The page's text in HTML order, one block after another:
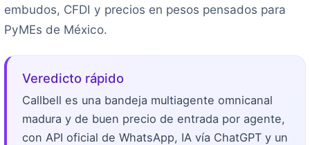
embudos, CFDI y precios en pesos pensados para
PyMEs de México.
Veredicto rápido
Callbell es una bandeja multiagente omnicanal
madura y de buen precio de entrada por agente,
con API oficial de WhatsApp, IA vía ChatGPT y un